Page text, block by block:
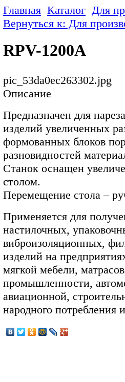
Главная Каталог Для
Вернуться к: Для
RPV-1200A
pic_53da0ec263302.jpg
Описание
Предназначен для
изделий увеличенных
формованных блоков
разновидностей
Станок оснащен
столом.
Перемещение стола –
Применяется для
настилочных,
виброизоляционных,
изделий на
мягкой мебели,
промышленности,
авиационной,
народного потребления